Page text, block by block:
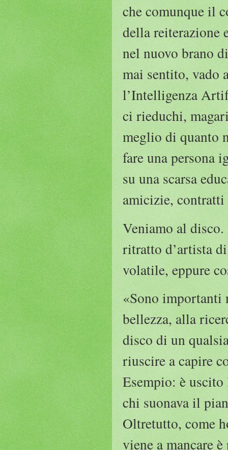
che comunque il
della reiterazione
nel nuovo brano
mai sentito, vado
l’Intelligenza
ci rieduchi,
meglio di quanto
fare una persona
su una scarsa
amicizie, contratti
Veniamo al
ritratto d’artista
volatile, eppure
«Sono importanti
bellezza, alla
disco di un
riuscire a capire
Esempio: è
chi suonava il
Oltretutto, come
viene a mancare